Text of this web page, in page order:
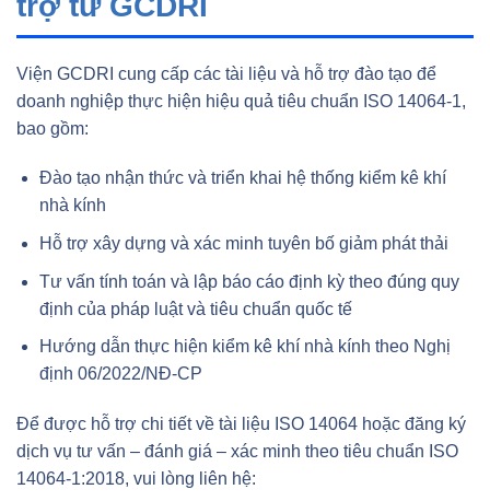
Viện GCDRI cung cấp các tài liệu và hỗ trợ đào tạo để
doanh nghiệp thực hiện hiệu quả tiêu chuẩn ISO 14064-1,
bao gồm:
Đào tạo nhận thức và triển khai hệ thống kiểm kê khí
nhà kính
Hỗ trợ xây dựng và xác minh tuyên bố giảm phát thải
Tư vấn tính toán và lập báo cáo định kỳ theo đúng quy
định của pháp luật và tiêu chuẩn quốc tế
Hướng dẫn thực hiện kiểm kê khí nhà kính theo Nghị
định 06/2022/NĐ-CP
Để được hỗ trợ chi tiết về tài liệu ISO 14064 hoặc đăng ký
dịch vụ tư vấn – đánh giá – xác minh theo tiêu chuẩn ISO
14064-1:2018, vui lòng liên hệ: